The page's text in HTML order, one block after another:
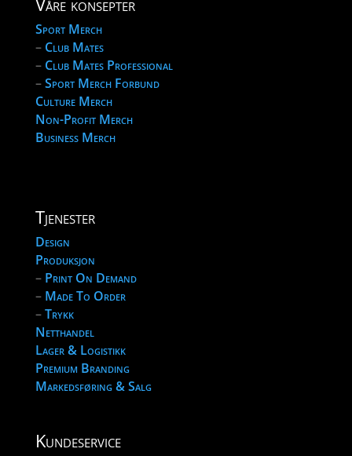
Sport Merch
– Club Mates
– Club Mates Professional
–Sport Merch Forbund
Culture Merch
Non-Profit Merch
Business Merch
Tjenester
Design
Produksjon
– Print On Demand
– Made To Order
–Trykk
Netthandel
Lager & Logistikk
Premium Branding
Markedsføring & Salg
Kundeservice